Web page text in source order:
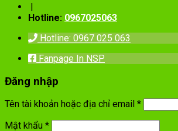
|
Hotline: 0967025063
Hotline: 0967 025 063
Fanpage In NSP
Đăng nhập
Tên tài khoản hoặc địa chỉ email *
Mật khẩu *